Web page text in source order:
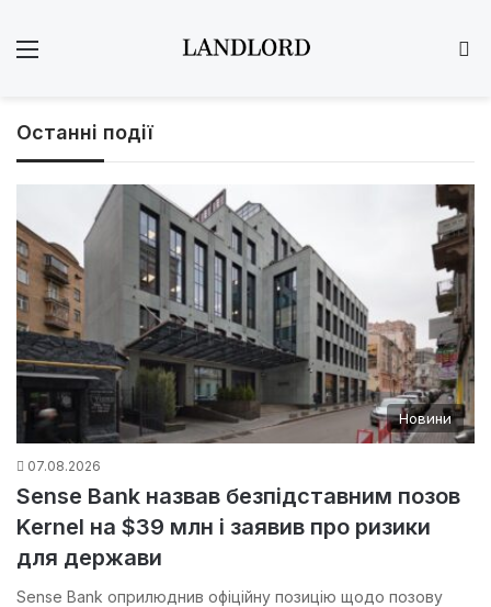
Останні події
Новини
07.08.2026
Sense Bank назвав безпідставним позов
Kernel на $39 млн і заявив про ризики
для держави
Sense Bank оприлюднив офіційну позицію щодо позову